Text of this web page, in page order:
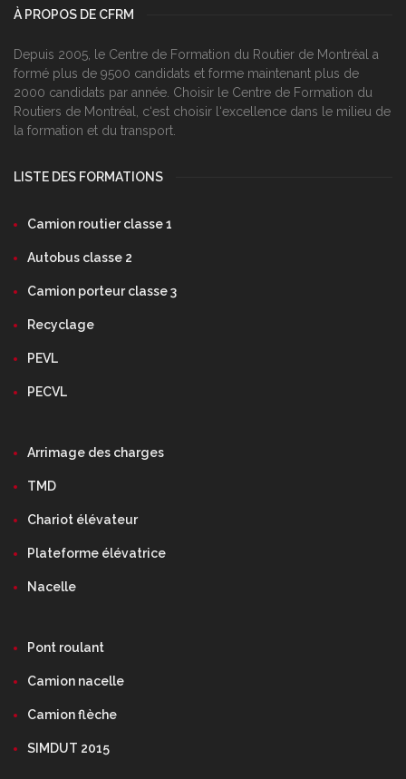
À PROPOS DE CFRM
Depuis 2005, le Centre de Formation du Routier de Montréal a
formé plus de 9500 candidats et forme maintenant plus de
2000 candidats par année. Choisir le Centre de Formation du
Routiers de Montréal, c‘est choisir l‘excellence dans le milieu de
la formation et du transport.
LISTE DES FORMATIONS
Camion routier classe 1
Autobus classe 2
Camion porteur classe 3
Recyclage
PEVL
PECVL
Arrimage des charges
TMD
Chariot élévateur
Plateforme élévatrice
Nacelle
Pont roulant
Camion nacelle
Camion flèche
SIMDUT 2015